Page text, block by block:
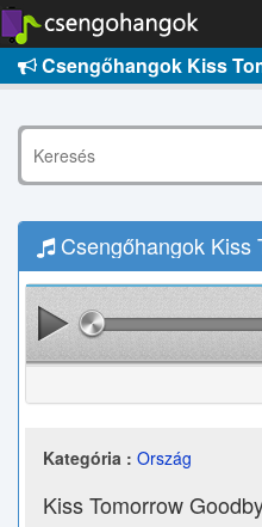
Csengőhangok Kiss
Csengőhangok Kiss
Kategória : Ország
Kiss Tomorrow